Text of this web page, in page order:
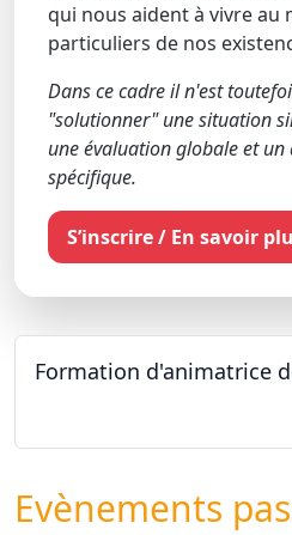
qui nous aident à vivre au
particuliers de nos
Dans ce cadre il n'est
"solutionner" une situation
une évaluation globale et
spécifique.
S’inscrire / En savoir
Formation d'animatrice
Evènements